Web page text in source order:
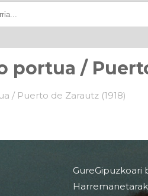
portua /
GureGipuzkoari